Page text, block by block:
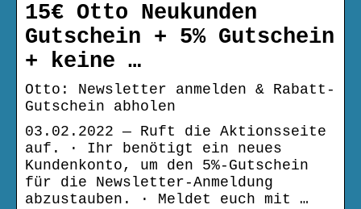
15€ Otto Neukunden
Gutschein + 5% Gutschein
+ keine …
Otto: Newsletter anmelden & Rabatt-
Gutschein abholen
03.02.2022 — Ruft die Aktionsseite
auf. · Ihr benötigt ein neues
Kundenkonto, um den 5%-Gutschein
für die Newsletter-Anmeldung
abzustauben. · Meldet euch mit …